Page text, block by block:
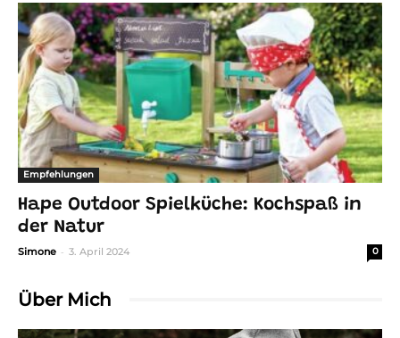
Empfehlungen
Hape Outdoor Spielküche: Kochspaß in
der Natur
Simone - 3. April 2024 0
Über Mich